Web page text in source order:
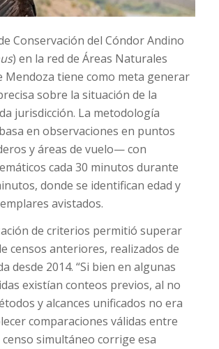
Conservación del Cóndor Andino
) en la red de Áreas Naturales
Mendoza tiene como meta generar
sobre la situación de la
jurisdicción. La metodología
en observaciones en puntos
y áreas de vuelo— con
cada 30 minutos durante
donde se identifican edad y
avistados.
de criterios permitió superar
censos anteriores, realizados de
desde 2014. “Si bien en algunas
existían conteos previos, al no
y alcances unificados no era
comparaciones válidas entre
censo simultáneo corrige esa